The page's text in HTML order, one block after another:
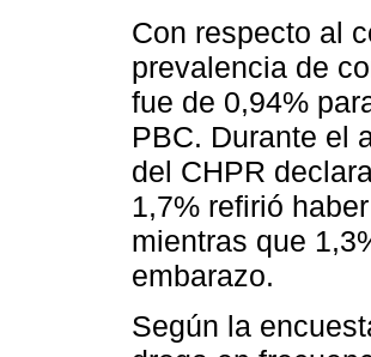
Con respecto al
prevalencia de
fue de 0,94%
PBC. Durante el
del CHPR
1,7% refirió
mientras que
embarazo.
Según la